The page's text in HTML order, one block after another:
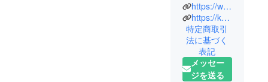
https://www.medi-gym-revital.com/
https://kuri-revital-consultation.com/
特定商取引
法に基づく
表記
メッセー
ジを送る